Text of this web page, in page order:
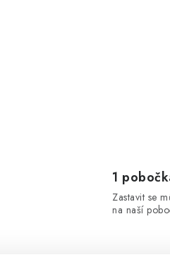
1
Zastavit se
na naší